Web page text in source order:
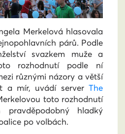
Merkelová hlasovala
párů. Podle
svazkem muže a
rozhodnutí podle ní
různými názory a větší
a mír, uvádí server The
toto rozhodnutí
pravděpodobný hladký
po volbách.